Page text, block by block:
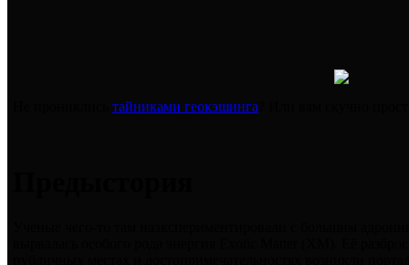
тайниками геокэшинга